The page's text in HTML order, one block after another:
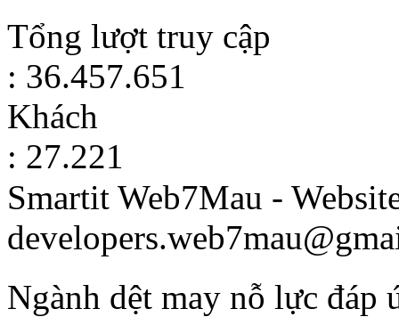
Tổng lượt truy cập
: 36.457.651
Khách
: 27.221
Smartit Web7Mau -
Ngành dệt may nỗ lực đáp